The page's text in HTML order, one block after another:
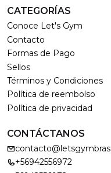
CATEGORÍAS
Conoce Let's Gym
Contacto
Formas de Pago
Sellos
Términos y Condiciones
Política de reembolso
Política de privacidad
CONTÁCTANOS
+56942556972